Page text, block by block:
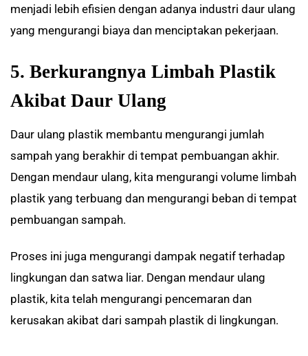
menjadi lebih efisien dengan adanya industri daur ulang
yang mengurangi biaya dan menciptakan pekerjaan.
5. Berkurangnya Limbah Plastik
Akibat Daur Ulang
Daur ulang plastik membantu mengurangi jumlah
sampah yang berakhir di tempat pembuangan akhir.
Dengan mendaur ulang, kita mengurangi volume limbah
plastik yang terbuang dan mengurangi beban di tempat
pembuangan sampah.
Proses ini juga mengurangi dampak negatif terhadap
lingkungan dan satwa liar. Dengan mendaur ulang
plastik, kita telah mengurangi pencemaran dan
kerusakan akibat dari sampah plastik di lingkungan.